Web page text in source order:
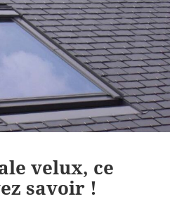
velux, ce
savoir !